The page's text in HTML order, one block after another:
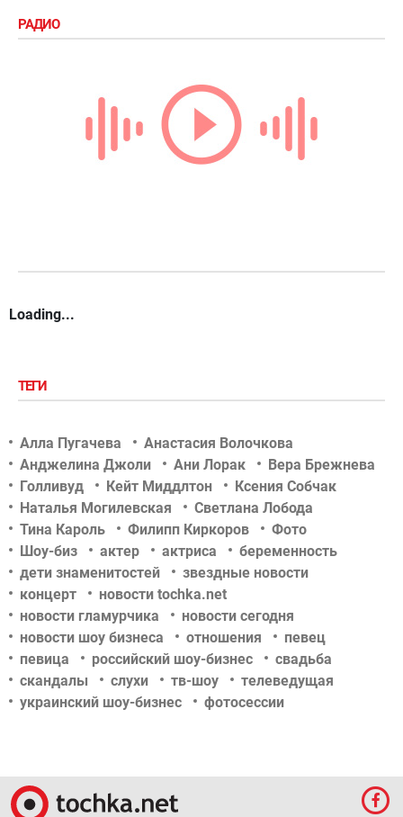
РАДИО
Loading...
ТЕГИ
Алла Пугачева
Анастасия Волочкова
Анджелина Джоли
Ани Лорак
Вера Брежнева
Голливуд
Кейт Миддлтон
Ксения Собчак
Наталья Могилевская
Светлана Лобода
Тина Кароль
Филипп Киркоров
Фото
Шоу-биз
актер актриса
беременность
дети знаменитостей
звездные новости
концерт
новости tochka.net
новости гламурчика
новости сегодня
новости шоу бизнеса
отношения
певец
певица
российский шоу-бизнес
свадьба
скандалы
слухи тв-шоу
телеведущая
украинский шоу-бизнес
фотосессии